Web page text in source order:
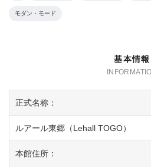
モダン・モード
基本情報
正式名称：
ルアール東郷（Lehall TOGO）
本館住所：